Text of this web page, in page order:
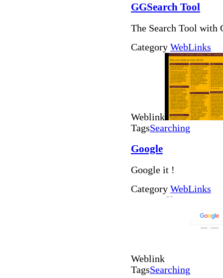
GGSearch Tool
The Search Tool with
Category WebLinks
Weblink
TagsSearching
Google
Google it !
Category WebLinks
Weblink
TagsSearching